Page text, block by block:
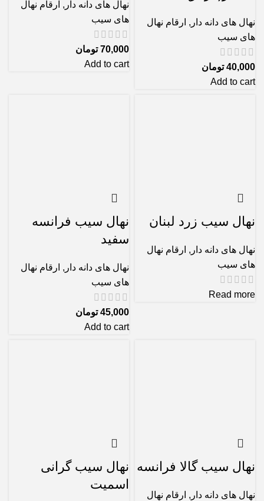
نهال های دانه دار , ارقام نهال
های سیب
40,000 تومان
Add to cart
نهال های دانه دار , ارقام نهال
های سیب
70,000 تومان
Add to cart
نهال سیب زرد لبنان
نهال های دانه دار , ارقام نهال
های سیب
Read more
نهال سیب فرانسه
سفید
نهال های دانه دار , ارقام نهال
های سیب
45,000 تومان
Add to cart
نهال سیب گالا فرانسه
نهال های دانه دار , ارقام نهال
نهال سیب گرانی
اسمیت